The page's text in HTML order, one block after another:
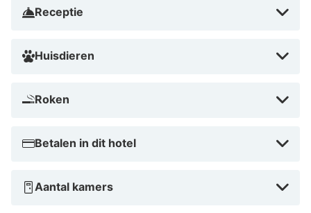
Receptie
Huisdieren
Roken
Betalen in dit hotel
Aantal kamers